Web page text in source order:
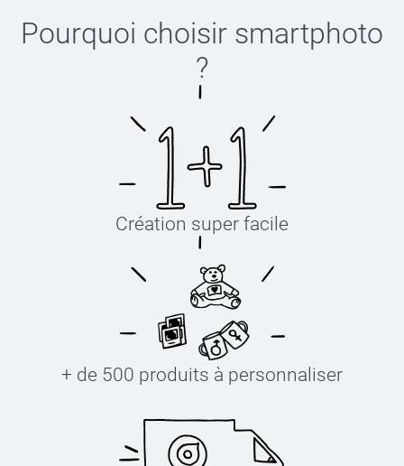
Pourquoi choisir smartphoto
?
Création super facile
+ de 500 produits à personnaliser